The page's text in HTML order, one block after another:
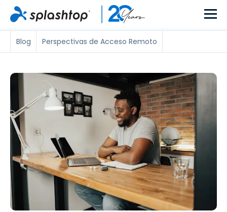
Blog Perspectivas de Acceso Remoto